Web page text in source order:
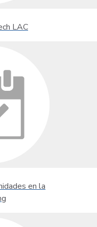
LAC
en la